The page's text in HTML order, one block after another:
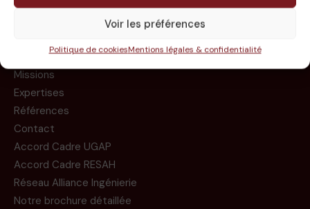
Voir les préférences
Politique de cookiesMentions légales & confidentialité
Le groupe
Missions
Expertises
Références
Contact
Accord Cadre UGAP
Accord Cadre RESAH
Réseau Alliance Ingénierie
Notre brochure détaillée